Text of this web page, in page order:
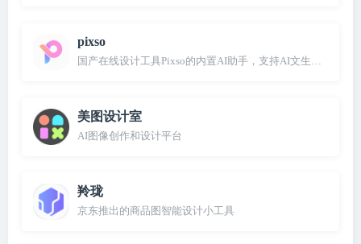
pixso
国产在线设计工具Pixso的内置AI助手，支持AI文生图、AI对
美图设计室
AI图像创作和设计平台
羚珑
京东推出的商品图智能设计小工具